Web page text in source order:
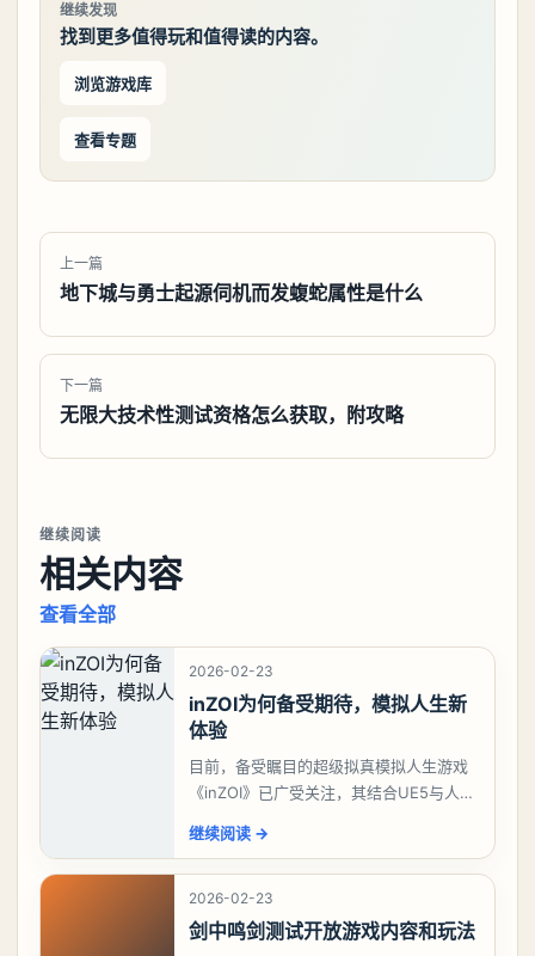
继续发现
找到更多值得玩和值得读的内容。
浏览游戏库
查看专题
上一篇
地下城与勇士起源伺机而发蝮蛇属性是什么
下一篇
无限大技术性测试资格怎么获取，附攻略
继续阅读
相关内容
查看全部
2026-02-23
inZOI为何备受期待，模拟人生新
体验
目前，备受瞩目的超级拟真模拟人生游戏
《inZOI》已广受关注，其结合UE5与人工
期待榜上脱颖而出，稳坐榜首。对于这款
深受模拟
继续阅读 →
2026-02-23
剑中鸣剑测试开放游戏内容和玩法